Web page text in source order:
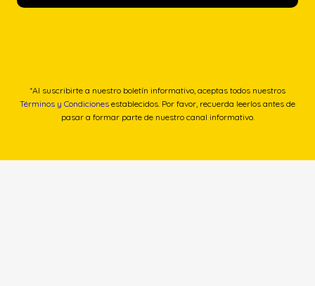
*Al suscribirte a nuestro boletín informativo, aceptas todos nuestros
Términos y Condiciones establecidos. Por favor, recuerda leerlos antes de
pasar a formar parte de nuestro canal informativo.